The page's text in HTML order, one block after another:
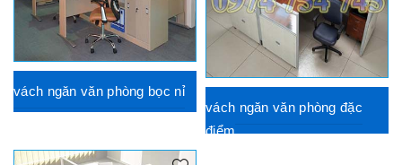
vách ngăn văn phòng bọc nỉ
vách ngăn văn phòng đặc
điểm